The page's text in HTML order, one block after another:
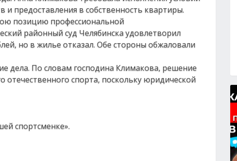
и предоставления в собственность квартиры.
позицию профессиональной
районный суд Челябинска удовлетворил
но в жилье отказал. Обе стороны обжаловали
дела. По словам господина Климакова, решение
отечественного спорта, поскольку юридической
спортсменке».